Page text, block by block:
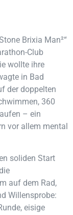
Brixia Man²“
Club
wollte ihre
in Bad
der doppelten
360
– ein
vor allem mental
soliden Start
auf dem Rad,
Willensprobe:
eisige